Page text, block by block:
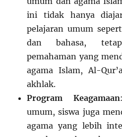
ini tidak hanya
pelajaran umum
dan bahasa,
pemahaman yang
agama Islam, Al-
akhlak.
Program Keagamaan
umum, siswa juga
agama yang lebih